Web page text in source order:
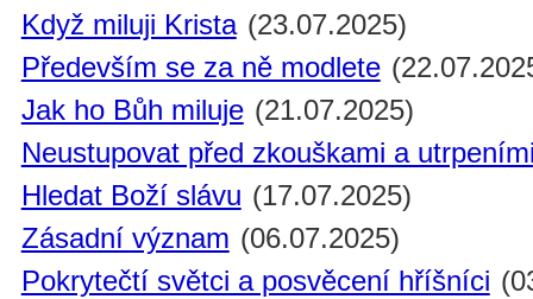
Když miluji Krista (23.07.2025)
Především se za ně modlete
Jak ho Bůh miluje (21.07.2025)
Neustupovat před zkouškami a
Hledat Boží slávu (17.07.2025)
Zásadní význam (06.07.2025)
Pokrytečtí světci a posvěcení hříšníci